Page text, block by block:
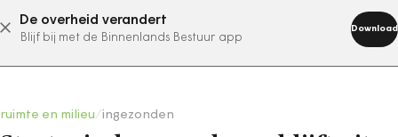
De overheid verandert
Blijf bij met de Binnenlands Bestuur app
Download
abonneer nu
ruimte en milieu ingezonden